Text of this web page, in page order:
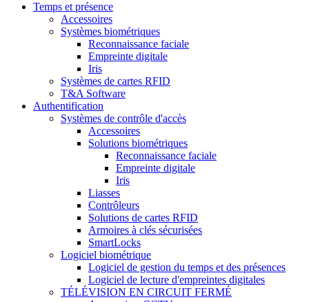
Temps et présence
Accessoires
Systèmes biométriques
Reconnaissance faciale
Empreinte digitale
Iris
Systèmes de cartes RFID
T&A Software
Authentification
Systèmes de contrôle d'accès
Accessoires
Solutions biométriques
Reconnaissance faciale
Empreinte digitale
Iris
Liasses
Contrôleurs
Solutions de cartes RFID
Armoires à clés sécurisées
SmartLocks
Logiciel biométrique
Logiciel de gestion du temps et des présences
Logiciel de lecture d'empreintes digitales
TÉLÉVISION EN CIRCUIT FERMÉ